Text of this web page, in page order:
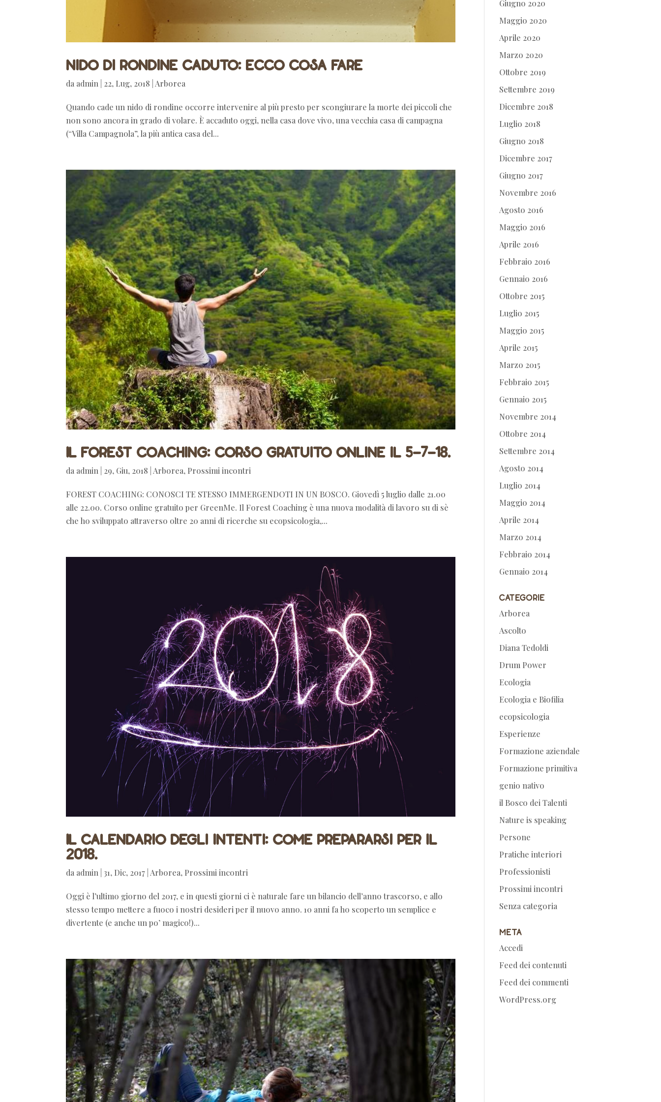
Nido di rondine caduto: ecco cosa fare
da admin 22, Lug, 2018 |Arborea
Quando cade un nido di rondine occorre intervenire al più presto per scongiurare la morte dei piccoli che
non sono ancora in grado di volare. È accaduto oggi, nella casa dove vivo, una vecchia casa di campagna
(“Villa Campagnola”, la più antica casa del...
Il Forest Coaching: corso gratuito online il 5-7-18.
da admin 29, Giu, 2018 Arborea, Prossimi incontri
FOREST COACHING: CONOSCI TE STESSO IMMERGENDOTI IN UN BOSCO. Giovedì 5 luglio dalle 21.00
alle 22.00. Corso online gratuito per GreenMe. Il Forest Coaching è una nuova modalità di lavoro su di sè
che ho sviluppato attraverso oltre 20 anni di ricerche su ecopsicologia,...
Il calendario degli intenti: come prepararsi per il
2018.
da admin |31, Dic, 2017 Arborea, Prossimi incontri
Oggi è l’ultimo giorno del 2017, e in questi giorni ci è naturale fare un bilancio dell’anno trascorso, e allo
stesso tempo mettere a fuoco i nostri desideri per il nuovo anno. 10 anni fa ho scoperto un semplice e
divertente (e anche un po’ magico!)...
Giugno 2020
Maggio 2020
Aprile 2020
Marzo 2020
Ottobre 2019
Settembre 2019
Dicembre 2018
Luglio 2018
Giugno 2018
Dicembre 2017
Giugno 2017
Novembre 2016
Agosto 2016
Maggio 2016
Aprile 2016
Febbraio 2016
Gennaio 2016
Ottobre 2015
Luglio 2015
Maggio 2015
Aprile 2015
Marzo 2015
Febbraio 2015
Gennaio 2015
Novembre 2014
Ottobre 2014
Settembre 2014
Agosto 2014
Luglio 2014
Maggio 2014
Aprile 2014
Marzo 2014
Febbraio 2014
Gennaio 2014
Categorie
Arborea
Ascolto
Diana Tedoldi
Drum Power
Ecologia
Ecologia e Biofilia
ecopsicologia
Esperienze
Formazione aziendale
Formazione primitiva
genio nativo
il Bosco dei Talenti
Nature is speaking
Persone
Pratiche interiori
Professionisti
Prossimi incontri
Senza categoria
Meta
Accedi
Feed dei contenuti
Feed dei commenti
WordPress.org